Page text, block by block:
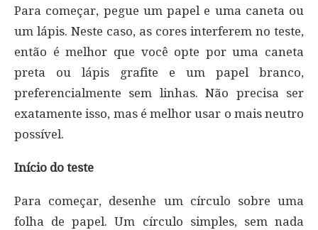
Para começar, pegue um papel e uma caneta ou
um lápis. Neste caso, as cores interferem no teste,
então é melhor que você opte por uma caneta
preta ou lápis grafite e um papel branco,
preferencialmente sem linhas. Não precisa ser
exatamente isso, mas é melhor usar o mais neutro
possível.
Início do teste
Para começar, desenhe um círculo sobre uma
folha de papel. Um círculo simples, sem nada